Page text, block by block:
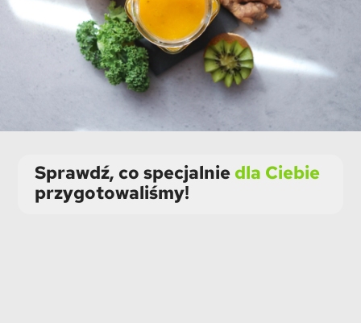
Sprawdź, co specjalnie dla Ciebie
przygotowaliśmy!